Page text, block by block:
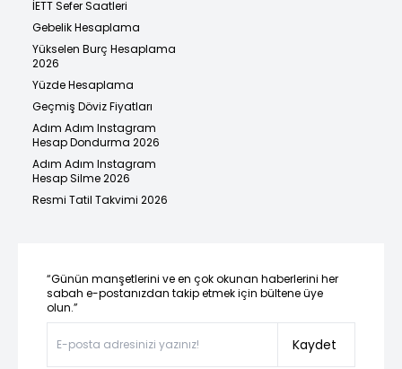
İETT Sefer Saatleri
Gebelik Hesaplama
Yükselen Burç Hesaplama
2026
Yüzde Hesaplama
Geçmiş Döviz Fiyatları
Adım Adım Instagram
Hesap Dondurma 2026
Adım Adım Instagram
Hesap Silme 2026
Resmi Tatil Takvimi 2026
“Günün manşetlerini ve en çok okunan haberlerini her
sabah e-postanızdan takip etmek için bültene üye
olun.”
Kaydet